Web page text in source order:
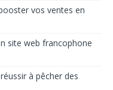
vos ventes en
site web francophone
à pêcher des